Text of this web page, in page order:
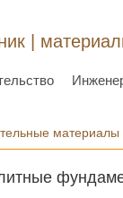
|
материалы